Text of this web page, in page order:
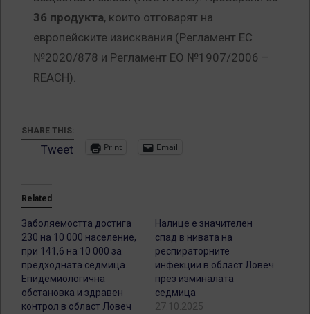
36 продукта, които отговарят на
европейските изисквания (Регламент ЕС
№2020/878 и Регламент ЕО №1907/2006 –
REACH).
SHARE THIS:
Tweet Print Email
Related
Заболяемостта достига
230 на 10 000 население,
при 141,6 на 10 000 за
предходната седмица.
Епидемиологична
обстановка и здравен
контрол в област Ловеч
Налице е значителен
спад в нивата на
респираторните
инфекции в област Ловеч
през изминалата
седмица
27.10.2025